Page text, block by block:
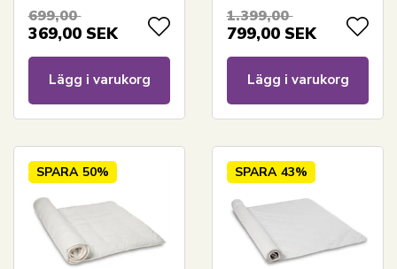
699,00
369,00 SEK
Lägg i varukorg
of Scandinavia
1.399,00
799,00 SEK
Lägg i varukorg
SPARA 50% SPARA 43%